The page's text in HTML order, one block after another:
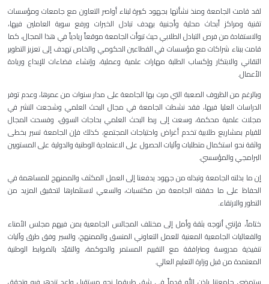
لقد قامت الجامعة ومنذ نشأتها بجهود كبيرة لبناء أواصر التعاون مع جامعات ومؤسسات
تقنية ومراكز أبحاث محلية وأجنبية بهدف تبادل الخبرات ورفع سوية العاملين فيها،
والاستفادة من فرص التبادل الطلابي حيث تبوأت الجامعة موقعاً ريادياً في هذا المجال، كما
قامت ببناء شراكات مع مؤسسات في القطاعين الحكومي والخاص تهدف إلى تعزيز التطوير
التقاني والابتكار وإكساب الطلبة مهارات علمية وعملية، وإنشاء فضاءات للإبداع وريادة
الأعمال.
وبالرغم من الظروف الصعبة التي مرت بها الجامعة على مدار سنوات من عمرها، وعدم توفر
الدراسات العليا فيها، فقد نشطت الجامعة في مجال البحث العلمي وشجعت النشر في
مجلات علمية محكمة، وسعت إلى ربط البحث العلمي بحاجات السوق، وفسحت المجال
للقيام بمشاريع طلابية تخدم أغراض واحتياجات المجتمع، كذلك فإن الجامعة تسير بخطى
واثقة نحو استكمال متطلبات وآليات الحصول على الاعتمادية الوطنية والدولية على المستويين
البرامجي والمؤسسي.
إن ما بذلته الجامعة وتبذله من جهود يدفعنا إلى العمل المكثف والممنهج للمساهمة في
الحفاظ على ما حققته الجامعة من مكتسبات، والسعي لاستثمارها لتحقيق المزيد من
التطور والارتقاء.
ختاماً، فإنني أتوجه بثقة وأمل إلى مختلف المجالس الجامعية بمن فيهم مجلس الأمناء
والفعاليات الجامعية المعنية للعمل التعاوني المنسق والممنهج، والسير وفق طرق وآليات
تنفيذية مدروسة ومترافقة مع التقييم المستمر والحوكمة، والتقيّد بالضوابط الوطنية
المعتمدة من قبل وزارة التعليم العالي.